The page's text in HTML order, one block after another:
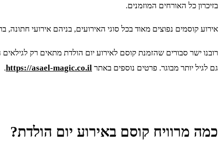
בזיכרון כל האורחים המוזמנים.
אירוע קוסמים נפוצים מאוד בכל סוגי האירועים, בניהם אירועי חתונה,
רובנו ישר סבורים שהזמנת קוסם לאירוע יום הולדת מתאים רק
גם לגיל יותר מבוגר. פרטים נוספים באתר https://asael-magic.co.il
.
כמה מרוויח קוסם באירוע יום הולדת?